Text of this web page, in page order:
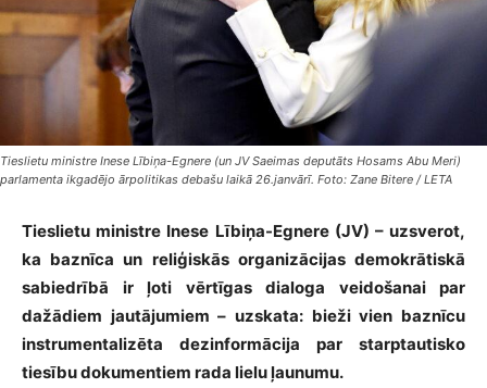
Tieslietu ministre Inese Lībiņa-Egnere (un JV Saeimas deputāts Hosams Abu Meri)
parlamenta ikgadējo ārpolitikas debašu laikā 26.janvārī. Foto: Zane Bitere / LETA
Tieslietu ministre Inese Lībiņa-Egnere (JV) – uzsverot,
ka baznīca un reliģiskās organizācijas demokrātiskā
sabiedrībā ir ļoti vērtīgas dialoga veidošanai par
dažādiem jautājumiem – uzskata: bieži vien baznīcu
instrumentalizēta dezinformācija par starptautisko
tiesību dokumentiem rada lielu ļaunumu.